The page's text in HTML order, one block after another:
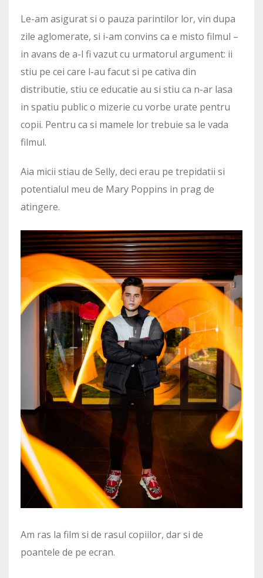
Le-am asigurat si o pauza parintilor lor, vin dupa
zile aglomerate, si i-am convins ca e misto filmul –
in avans de a-l fi vazut cu urmatorul argument: ii
stiu pe cei care l-au facut si pe cativa din
distributie, stiu ce educatie au si stiu ca n-ar lasa
in spatiu public o mizerie cu vorbe urate pentru
copii. Pentru ca si mamele lor trebuie sa le vada
filmul.
Aia micii stiau de Selly, deci erau pe trepidatii si
potentialul meu de Mary Poppins in prag de
atingere.
Am ras la film si de rasul copiilor, dar si de
poantele de pe ecran.